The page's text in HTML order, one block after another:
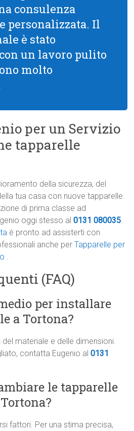
consulenza
personalizzata. Il
è stato
un lavoro pulito
molto
per un Servizio
tapparelle
della sicurezza, del
tua casa con nuove tapparelle.
di prima classe ad
oggi stesso al0131 080035.
è pronto ad assisterti con
anche perTapparelle per
.
(FAQ)
per installare
a Tortona?
materiale e delle dimensioni.
contatta Eugenio al0131
le tapparelle
fattori. Per una stima precisa,